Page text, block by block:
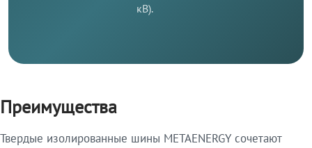
кВ).
Преимущества
Твердые изолированные шины METAENERGY сочетают